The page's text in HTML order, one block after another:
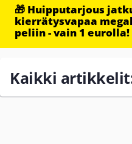
🎁 Huipputarjous
kierrätysvapaa
peliin - vain 1 eurolla!
Kaikki